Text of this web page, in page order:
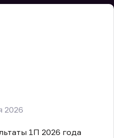
2026
1П 2026 года
Мы